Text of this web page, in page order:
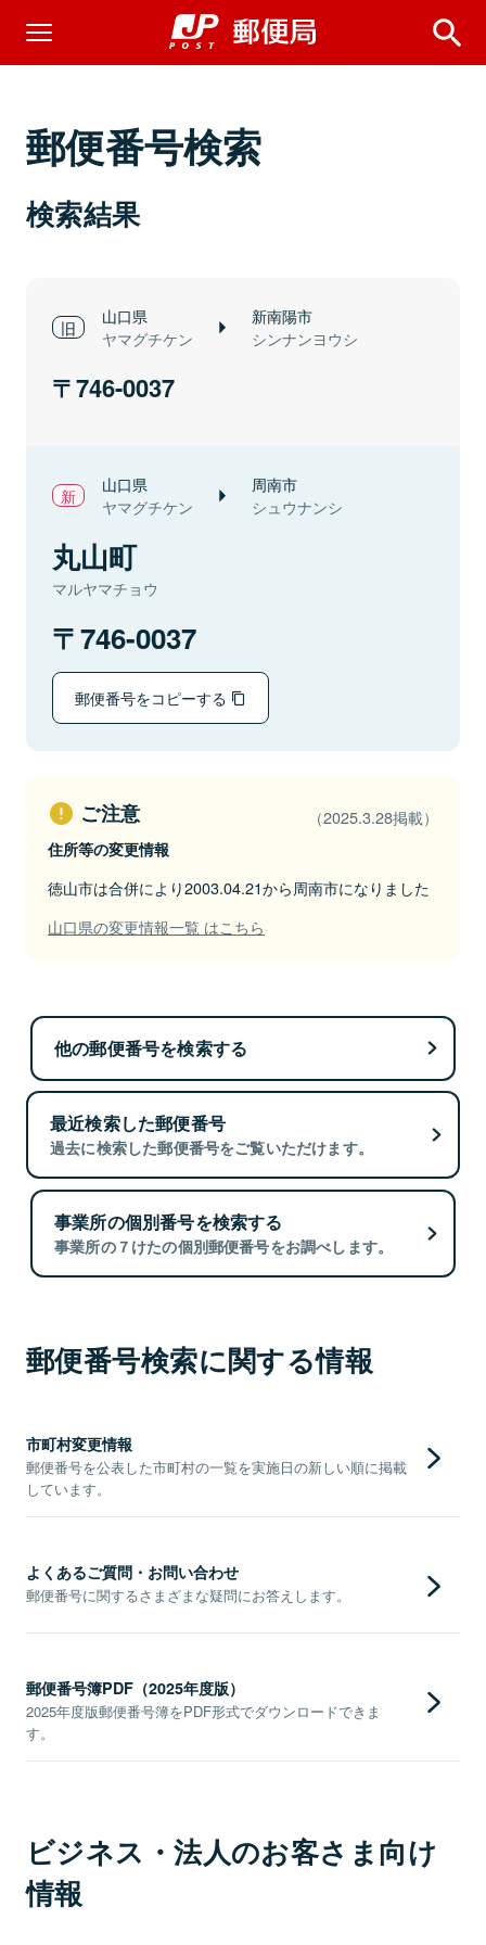
郵便番号検索
検索結果
山口県
ヤマグチケン
新南陽市
シンナンヨウシ
746-0037
山口県
ヤマグチケン
周南市
シュウナンシ
丸山町
マルヤマチョウ
746-0037
郵便番号をコピーする
ご注意 （2025.3.28掲載）
住所等の変更情報
徳山市は合併により2003.04.21から周南市になりました
山口県の変更情報一覧 はこちら
他の郵便番号を検索する
最近検索した郵便番号
過去に検索した郵便番号をご覧いただけます。
事業所の個別番号を検索する
事業所の７けたの個別郵便番号をお調べします。
郵便番号検索に関する情報
市町村変更情報
郵便番号を公表した市町村の一覧を実施日の新しい順に掲載
しています。
よくあるご質問・お問い合わせ
郵便番号に関するさまざまな疑問にお答えします。
郵便番号簿PDF（2025年度版）
2025年度版郵便番号簿をPDF形式でダウンロードできま
す。
ビジネス・法人のお客さま向け
情報